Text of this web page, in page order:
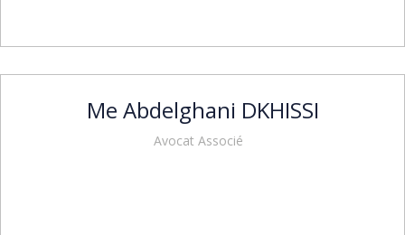
Me Abdelghani DKHISSI
Avocat Associé